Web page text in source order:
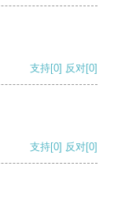
支持[0] 反对[0]
支持[0] 反对[0]